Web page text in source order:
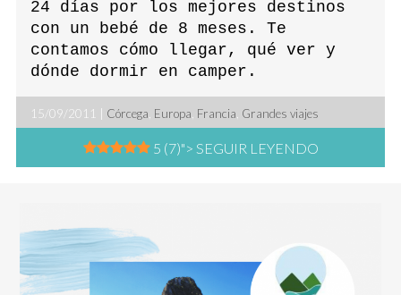
24 días por los mejores destinos
con un bebé de 8 meses. Te
contamos cómo llegar, qué ver y
dónde dormir en camper.
15/09/2011 | Córcega Europa Francia Grandes viajes
5 (7)"> SEGUIR LEYENDO